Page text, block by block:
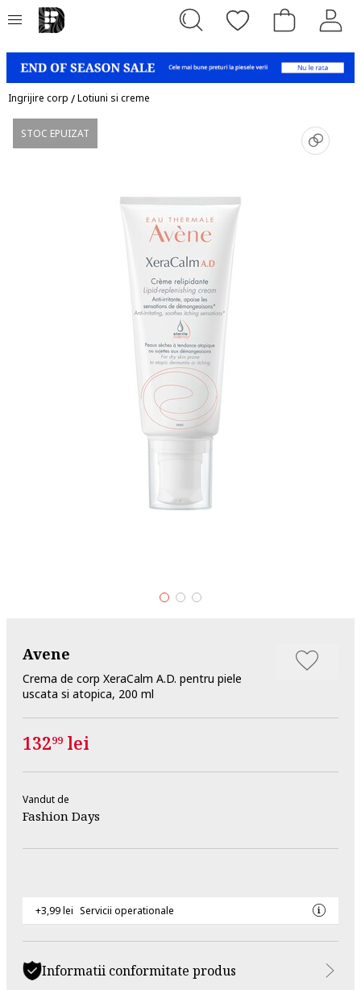
Ingrijire corp /Lotiuni si creme
STOC EPUIZAT
Avene
Crema de corp XeraCalm A.D. pentru piele
uscata si atopica, 200 ml
13299 lei
Vandut de
Fashion Days
+3,99 lei Servicii operationale
Informatii conformitate produs